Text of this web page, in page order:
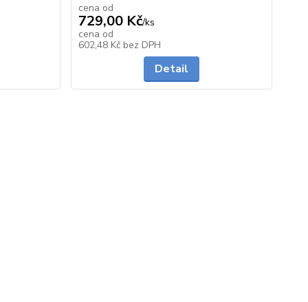
cena od
729,00 Kč/ks
cena od
602,48 Kč bez DPH
Detail